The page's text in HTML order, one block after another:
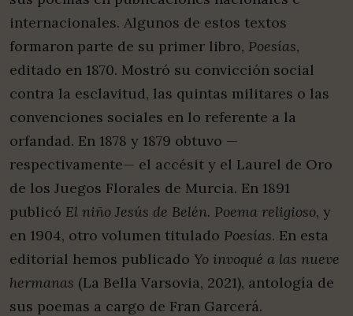
internacionales. Algunos de estos textos
formaron parte de su primer libro, Poesías,
editado en 1870. Mostró su convicción social
contra la esclavitud, las quintas militares o las
convenciones sociales en lo referente a la
orfandad. En 1878 y 1879 obtuvo —
respectivamente— el accésit y el Laurel de Oro
de los Juegos Florales de Murcia. En 1891
publicó El niño Jesús de Belén. Poema religioso, y
en 1904, otro volumen titulado Poesías. En esta
editorial hemos publicado Yo invoqué a las nueve
hermanas (La Bella Varsovia, 2021), antología de
sus poemas a cargo de Fran Garcerá.